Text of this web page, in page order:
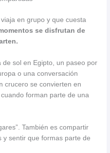
en grupo y que cuesta
se disfrutan de
sol en Egipto, un paseo por
o una conversación
crucero se convierten en
forman parte de una
También es compartir
y sentir que formas parte de